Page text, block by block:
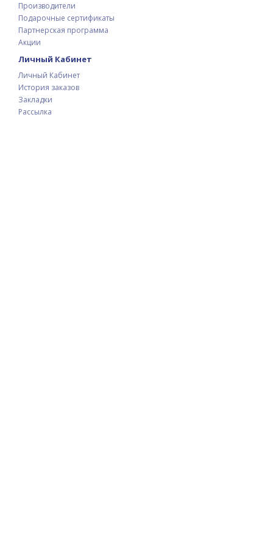
Производители
Подарочные сертификаты
Партнерская программа
Акции
Личный Кабинет
Личный Кабинет
История заказов
Закладки
Рассылка